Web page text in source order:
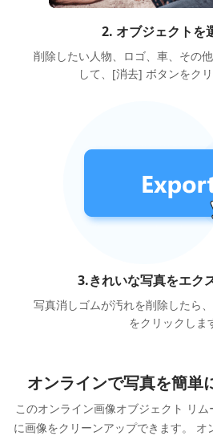
2. オブジェクトを
削除したい人物、ロゴ、車、その
して、[消去] ボタンをクリ
3.きれいな写真をエク
写真消しゴムが汚れを削除したら
をクリックしま
オンラインで写真を簡単
このオンライン画像オブジェクト リ
に画像をクリーンアップできます。 オ